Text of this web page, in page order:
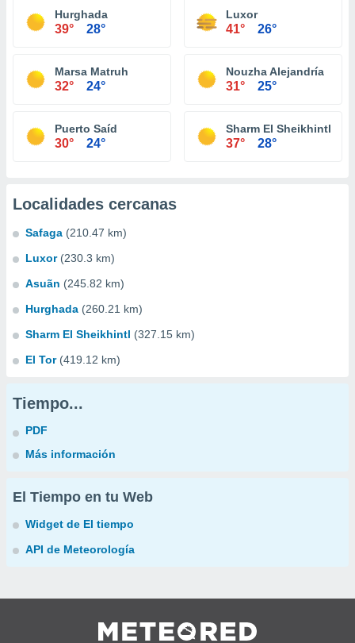
Hurghada
39° 28°
Luxor
41° 26°
Marsa Matruh
32° 24°
Nouzha Alejandría
31° 25°
Puerto Saíd
30° 24°
Sharm El Sheikhintl
37° 28°
Localidades cercanas
Safaga (210.47 km)
Luxor (230.3 km)
Asuãn (245.82 km)
Hurghada (260.21 km)
Sharm El Sheikhintl (327.15 km)
El Tor (419.12 km)
Tiempo...
PDF
Más información
El Tiempo en tu Web
Widget de El tiempo
API de Meteorología